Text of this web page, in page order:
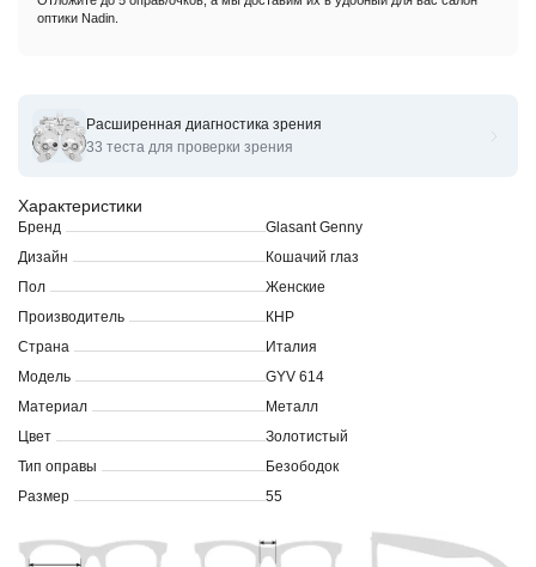
Оправы для очков корригирующих Glasant Genny GYV.614
Характеристики
Бренд
Glasant Genny
Дизайн
Кошачий глаз
Пол
Женские
Производитель
КНР
Страна
Италия
Модель
GYV 614
Материал
Металл
Цвет
Золотистый
Тип оправы
Безободок
Размер
55
оптики Nadin.
Расширенная диагностика зрения
33 теста для проверки зрения